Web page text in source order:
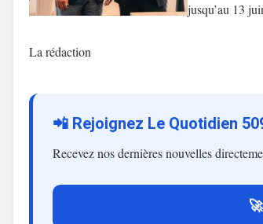
jusqu’au 13
La rédaction
📲 Rejoignez Le Quotidien
Recevez nos dernières nouvelles